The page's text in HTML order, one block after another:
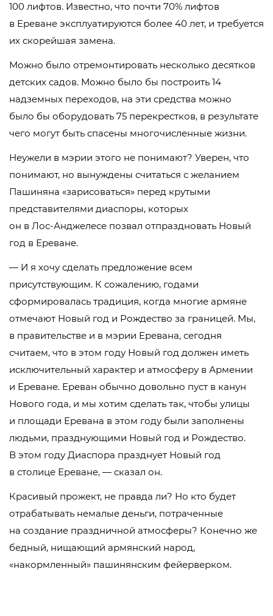
100 лифтов. Известно, что почти 70% лифтов
в Ереване эксплуатируются более 40 лет, и требуется
их скорейшая замена.
Можно было отремонтировать несколько десятков
детских садов. Можно было бы построить 14
надземных переходов, на эти средства можно
было бы оборудовать 75 перекрестков, в результате
чего могут быть спасены многочисленные жизни.
Неужели в мэрии этого не понимают? Уверен, что
понимают, но вынуждены считаться с желанием
Пашиняна «зарисоваться» перед крутыми
представителями диаспоры, которых
он в Лос-Анджелесе позвал отпраздновать Новый
год в Ереване.
— И я хочу сделать предложение всем
присутствующим. К сожалению, годами
сформировалась традиция, когда многие армяне
отмечают Новый год и Рождество за границей. Мы,
в правительстве и в мэрии Еревана, сегодня
считаем, что в этом году Новый год должен иметь
исключительный характер и атмосферу в Армении
и Ереване. Ереван обычно довольно пуст в канун
Нового года, и мы хотим сделать так, чтобы улицы
и площади Еревана в этом году были заполнены
людьми, празднующими Новый год и Рождество.
В этом году Диаспора празднует Новый год
в столице Ереване, — сказал он.
Красивый прожект, не правда ли? Но кто будет
отрабатывать немалые деньги, потраченные
на создание праздничной атмосферы? Конечно же
бедный, нищающий армянский народ,
«накормленный» пашинянским фейерверком.